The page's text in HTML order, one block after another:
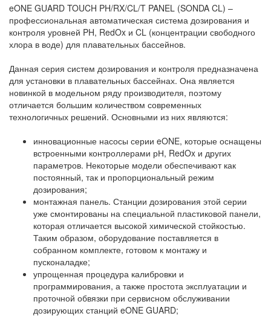
eONE GUARD TOUCH PH/RX/CL/T PANEL (SONDA CL) –
профессиональная автоматическая система дозирования и
контроля уровней PH, RedOx и CL (концентрации свободного
хлора в воде) для плавательных бассейнов.
Данная серия систем дозирования и контроля предназначена
для установки в плавательных бассейнах. Она является
новинкой в модельном ряду производителя, поэтому
отличается большим количеством современных
технологичных решений. Основными из них являются:
инновационные насосы серии eONE, которые оснащены
встроенными контроллерами рН, RedOx и других
параметров. Некоторые модели обеспечивают как
постоянный, так и пропорциональный режим
дозирования;
монтажная панель. Станции дозирования этой серии
уже смонтированы на специальной пластиковой панели,
которая отличается высокой химической стойкостью.
Таким образом, оборудование поставляется в
собранном комплекте, готовом к монтажу и
пусконаладке;
упрощенная процедура калибровки и
программирования, а также простота эксплуатации и
проточной обвязки при сервисном обслуживании
дозирующих станций eONE GUARD;